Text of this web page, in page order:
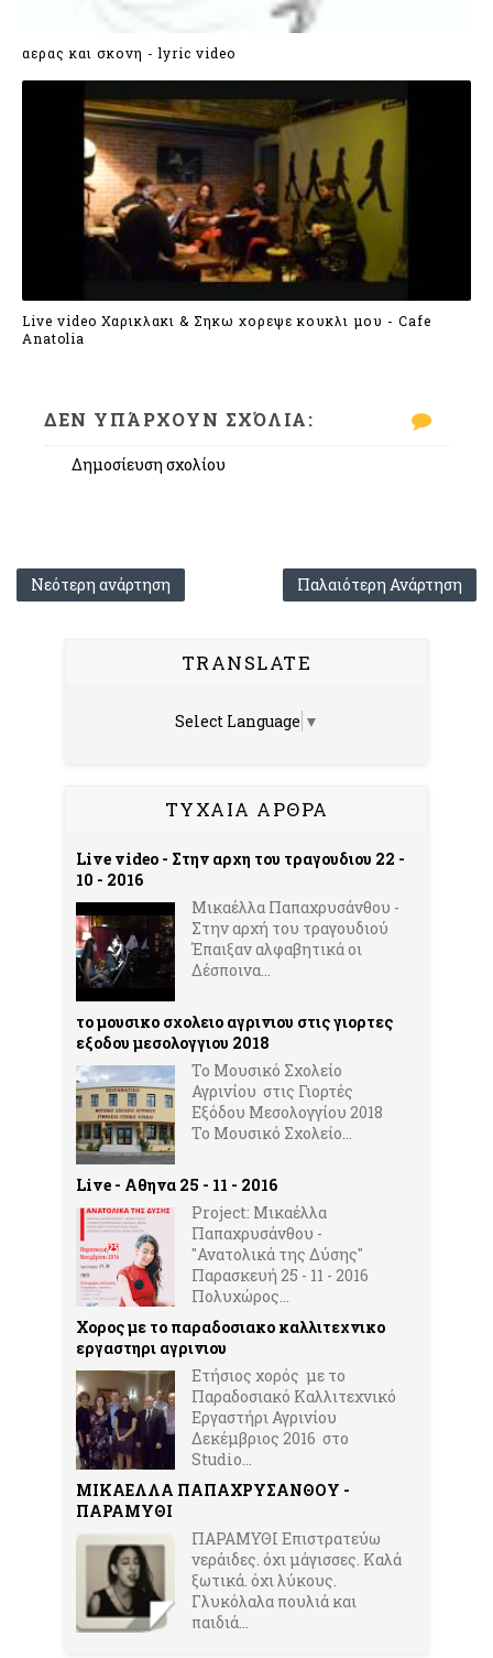
αερας και σκονη - lyric video
Live video Χαρικλακι & Σηκω χορεψε κουκλι μου - Cafe
Anatolia
ΔΕΝ ΥΠΆΡΧΟΥΝ ΣΧΌΛΙΑ:
Δημοσίευση σχολίου
Νεότερη ανάρτηση Παλαιότερη Ανάρτηση
TRANSLATE
Select Language ▼
ΤΥΧΑΙΑ ΑΡΘΡΑ
Live video - Στην αρχη του τραγουδιου 22 -
10 - 2016
Mικαέλλα Παπαχρυσάνθου -
Στην αρχή του τραγουδιού
Έπαιξαν αλφαβητικά οι
Δέσποινα...
το μουσικο σχολειο αγρινιου στις γιορτες
εξοδου μεσολογγιου 2018
Το Μουσικό Σχολείο
Αγρινίου στις Γιορτές
Εξόδου Μεσολογγίου 2018
Το Μουσικό Σχολείο...
Live - Αθηνα 25 - 11 - 2016
Project: Μικαέλλα
Παπαχρυσάνθου -
"Ανατολικά της Δύσης"
Παρασκευή 25 - 11 - 2016
Πολυχώρος...
Χορος με το παραδοσιακο καλλιτεχνικο
εργαστηρι αγρινιου
Ετήσιος χορός με το
Παραδοσιακό Καλλιτεχνικό
Εργαστήρι Αγρινίου
Δεκέμβριος 2016 στο
Studio...
ΜΙΚΑΕΛΛΑ ΠΑΠΑΧΡΥΣΑΝΘΟΥ -
ΠΑΡΑΜΥΘΙ
ΠΑΡΑΜΥΘΙ Επιστρατεύω
νεράιδες. όχι μάγισσες. Καλά
ξωτικά. όχι λύκους.
Γλυκόλαλα πουλιά και
παιδιά...